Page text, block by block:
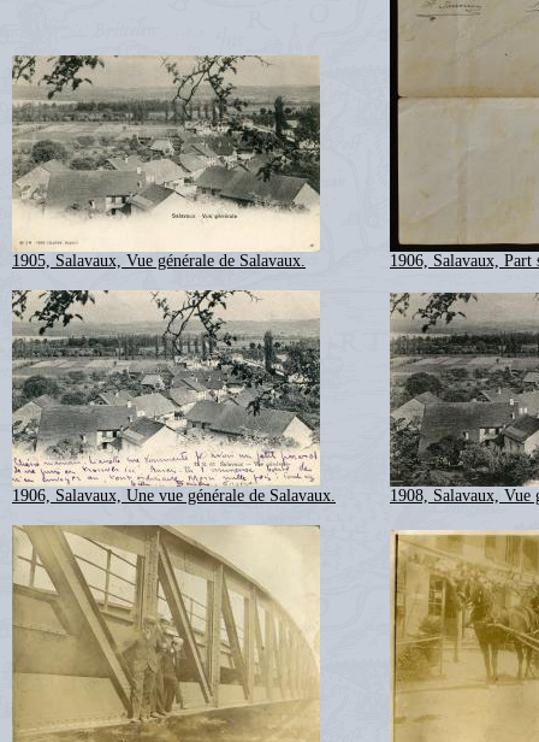
1905, Salavaux, Vue générale de Salavaux. 1906, Salavaux,
1906, Salavaux, Une vue générale de Salavaux. 1908, Salavaux, Vue